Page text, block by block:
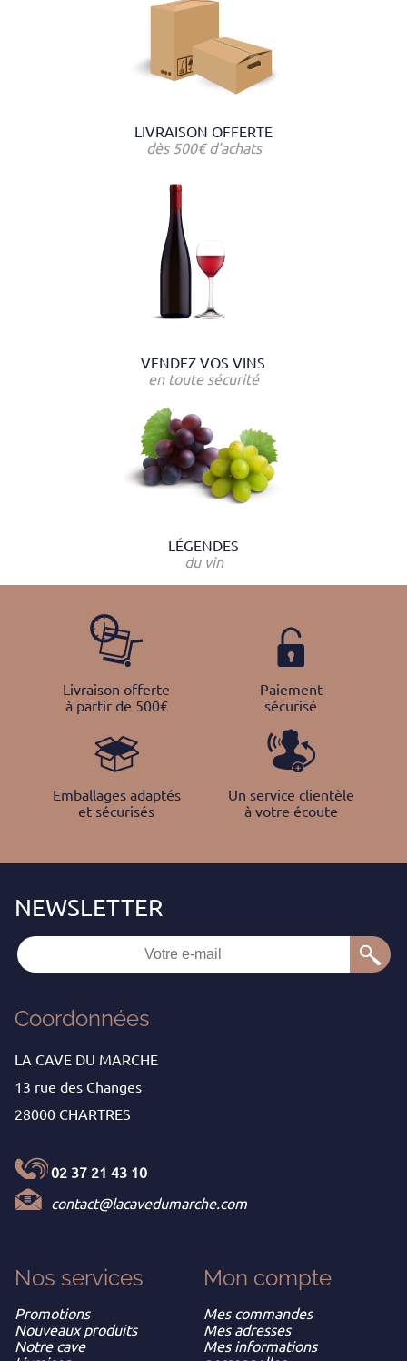
LIVRAISON OFFERTE
dès 500€ d'achats
VENDEZ VOS VINS
en toute sécurité
LÉGENDES
du vin
Livraison offerte
à partir de 500€
Paiement
sécurisé
Emballages adaptés
et sécurisés
Un service clientèle
à votre écoute
Coordonnées
LA CAVE DU MARCHE
13 rue des Changes
28000 CHARTRES
02 37 21 43 10
contact@lacavedumarche.com
Nos services
Promotions
Nouveaux produits
Notre cave
Mon compte
Mes commandes
Mes adresses
Mes informations